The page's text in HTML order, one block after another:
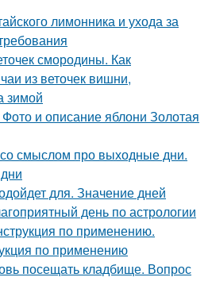
лимонника и ухода за
смородины. Как
из веточек вишни,
зимой
и описание яблони Золотая
смыслом про выходные дни.
для. Значение дней
день по астрологии
по применению.
по применению
посещать кладбище. Вопрос